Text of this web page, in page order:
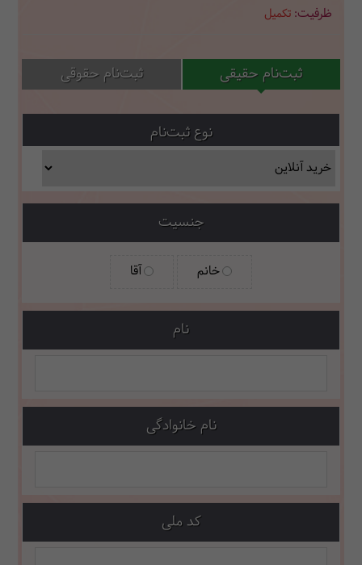
تکمیل
ثبت‌نام حقیقی ثبت‌نام حقوقی
نوع ثبت‌نام
جنسیت
خانم آقا
نام
نام خانوادگی
کد ملی